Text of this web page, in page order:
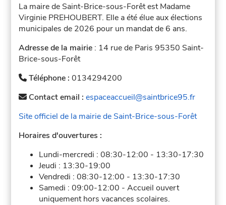
La maire de Saint-Brice-sous-Forêt est Madame
Virginie PREHOUBERT. Elle a été élue aux élections
municipales de 2026 pour un mandat de 6 ans.
Adresse de la mairie : 14 rue de Paris 95350 Saint-
Brice-sous-Forêt
Téléphone :0134294200
Contact email :espaceaccueil@saintbrice95.fr
Site officiel de la mairie de Saint-Brice-sous-Forêt
Horaires d'ouvertures :
Lundi-mercredi :08:30-12:00 - 13:30-17:30
Jeudi : 13:30-19:00
Vendredi :08:30-12:00 - 13:30-17:30
Samedi :09:00-12:00 -Accueil ouvert
uniquement hors vacances scolaires.